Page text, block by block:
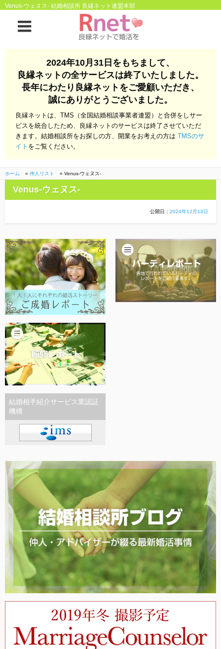
良縁ネットとは
お金のこと
会社概要
よくある質問
る質問
開業支援
お金のこと
会社概要
一般のよくある質問
相談室からのよくある質問
Venus-ウェヌス- 結婚相談所 良縁ネット連盟本部
2024年10月31日をもちまして、
良縁ネットの全サービスは終了いたしました。
長年にわたり良縁ネットをご愛顧いただき、
誠にありがとうございました。
良縁ネットは、TMS（全国結婚相談事業者連盟）と合併をしサー
ビスを統合したため、良縁ネットのサービスは終了させていただ
きます。結婚相談所をお探しの方、開業をお考えの方はTMSのサ
イト をご覧ください。
ホーム » 仲人リスト » Venus-ウェヌス-
結婚相手紹介サービス業認証
機構
Venus-ウェヌス-
公開日： 2024年12月13日